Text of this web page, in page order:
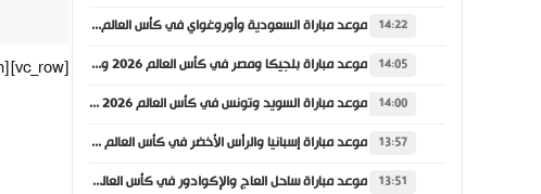
[vc_row][vc_column][vc_column_text]
14:22 موعد مباراة السعودية وأوروغواي في كأس العالم 2026 والقنوات الناقلة
14:05 موعد مباراة بلجيكا ومصر في كأس العالم 2026 والقنوات الناقلة
14:00 موعد مباراة السويد وتونس في كأس العالم 2026 والقنوات الناقلة
13:57 موعد مباراة إسبانيا والرأس الأخضر في كأس العالم 2026 والقنوات الناقلة
13:51 موعد مباراة ساحل العاج والإكوادور في كأس العالم 2026 والقنوات الناقلة